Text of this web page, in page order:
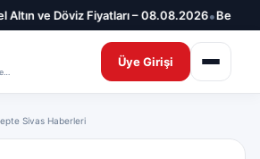
ve Döviz Fiyatları – 08.08.2026•Benzin
Üye Girişi
Sivas Haberleri